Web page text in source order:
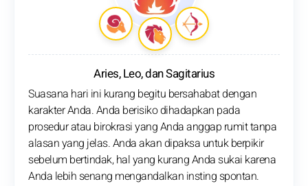
Aries, Leo, dan Sagitarius
Suasana hari ini kurang begitu bersahabat dengan
karakter Anda. Anda berisiko dihadapkan pada
prosedur atau birokrasi yang Anda anggap rumit tanpa
alasan yang jelas. Anda akan dipaksa untuk berpikir
sebelum bertindak, hal yang kurang Anda sukai karena
Anda lebih senang mengandalkan insting spontan.